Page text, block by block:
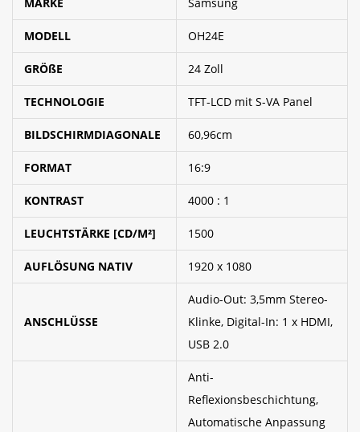
MODELL OH24E
GRÖßE 24 Zoll
TECHNOLOGIE TFT-LCD mit S-VA Panel
BILDSCHIRMDIAGONALE 60,96cm
FORMAT 16:9
KONTRAST 4000 : 1
LEUCHTSTÄRKE [CD/M²] 1500
AUFLÖSUNG NATIV 1920 x 1080
ANSCHLÜSSE
Audio-Out: 3,5mm Stereo-
Klinke, Digital-In: 1 x HDMI,
USB 2.0
Anti-
Reflexionsbeschichtung,
Automatische Anpassung